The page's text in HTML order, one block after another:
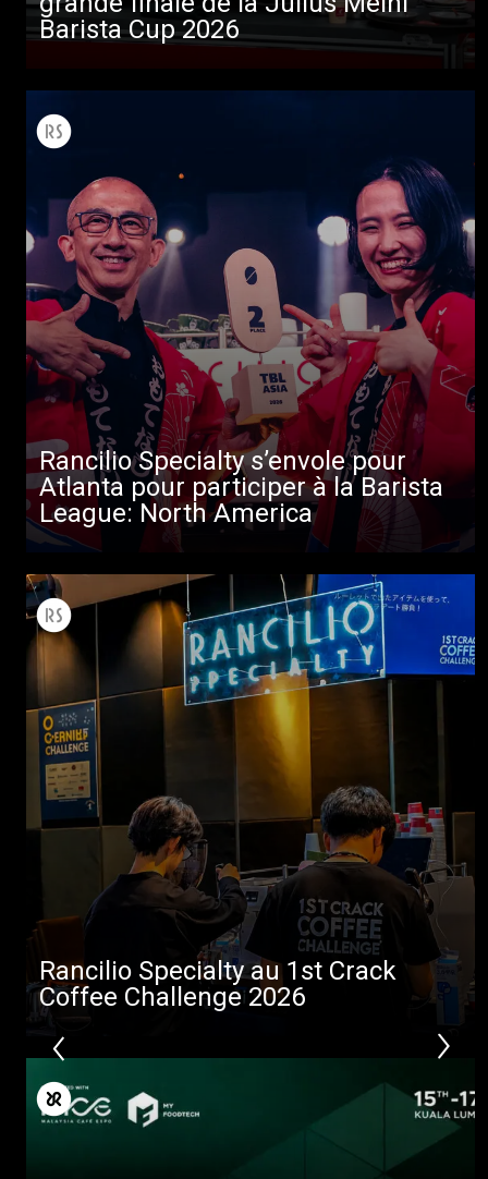
Barista Cup 2026
Rancilio Specialty s’envole pour
Atlanta pour participer à la Barista
League: North America
Rancilio Specialty au 1st Crack
Coffee Challenge 2026
Toutes
Produits
Nouvelles
Télécharger
Plus de